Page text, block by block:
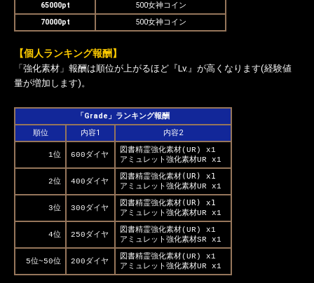
65000pt
500女神コイン
70000pt
500女神コイン
【個人ランキング報酬】
「強化素材」報酬は順位が上がるほど『Lv.』が高くなります(経験値
量が増加します)。
「Grade」ランキング報酬
順位
内容1 内容2
1位 600ダイヤ
図書精霊強化素材(UR) x1
アミュレット強化素材UR x1
2位 400ダイヤ
図書精霊強化素材(UR) x1
アミュレット強化素材UR x1
3位 300ダイヤ
図書精霊強化素材(UR) x1
アミュレット強化素材UR x1
4位 250ダイヤ
図書精霊強化素材(UR) x1
アミュレット強化素材SR x1
5位~50位 200ダイヤ
図書精霊強化素材(UR) x1
アミュレット強化素材UR x1